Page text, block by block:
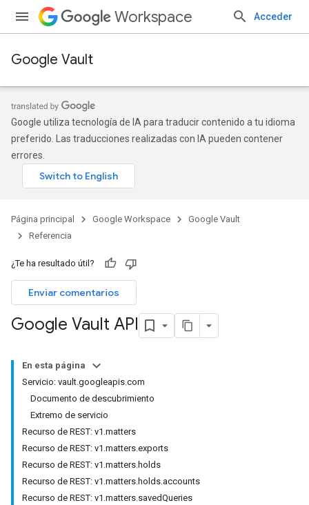
Workspace Acceder
Google Vault
Google utiliza tecnología de IA para traducir contenido a tu idioma
preferido. Las traducciones realizadas con IA pueden contener
errores.
Página principal Google Workspace
Google Vault
Referencia
¿Te ha resultado útil?
Enviar comentarios
Google Vault API
En esta página
Servicio: vault.googleapis.com
Documento de descubrimiento
Extremo de servicio
Recurso de REST: v1.matters
Recurso de REST: v1.matters.exports
Recurso de REST: v1.matters.holds
Recurso de REST: v1.matters.holds.accounts
Recurso de REST: v1.matters.savedQueries